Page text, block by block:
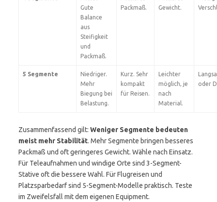
Gute
Balance
aus
Steifigkeit
und
Packmaß.
Packmaß.
Gewicht.
5 Segmente
Niedriger.
Mehr
Biegung bei
Belastung.
Kurz. Sehr
kompakt
für Reisen.
Leichter
möglich, je
nach
Material.
oder
Zusammenfassend gilt: Weniger Segmente bedeuten
meist mehr Stabilität. Mehr Segmente bringen besseres
Packmaß und oft geringeres Gewicht. Wähle nach Einsatz.
Für Teleaufnahmen und windige Orte sind 3-Segment-
Stative oft die bessere Wahl. Für Flugreisen und
Platzsparbedarf sind 5-Segment-Modelle praktisch. Teste
im Zweifelsfall mit dem eigenen Equipment.